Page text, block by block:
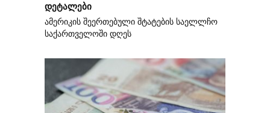
დეტალები
ამერიკის შეერთებული შტატების საელლჩო
საქართველოში დღეს